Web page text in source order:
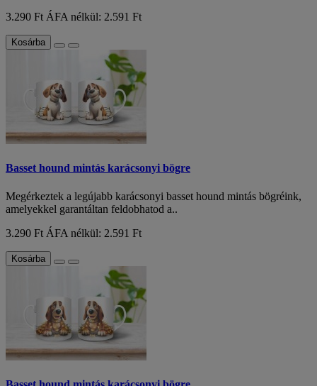
3.290 Ft ÁFA nélkül: 2.591 Ft
Kosárba
Basset hound mintás karácsonyi bögre
Megérkeztek a legújabb karácsonyi basset hound mintás bögréink,
amelyekkel garantáltan feldobhatod a..
3.290 Ft ÁFA nélkül: 2.591 Ft
Kosárba